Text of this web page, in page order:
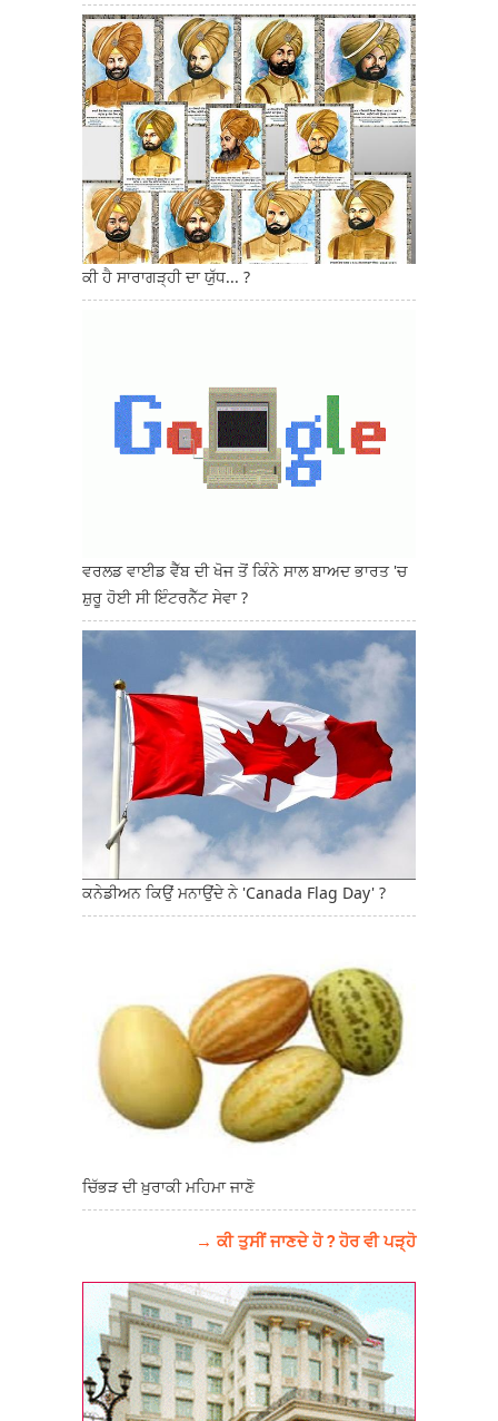
ਕੀ ਹੈ ਸਾਰਾਗੜ੍ਹੀ ਦਾ ਯੁੱਧ... ?
ਵਰਲਡ ਵਾਈਡ ਵੈੱਬ ਦੀ ਖੋਜ ਤੋਂ ਕਿੰਨੇ ਸਾਲ ਬਾਅਦ ਭਾਰਤ 'ਚ
ਸ਼ੁਰੂ ਹੋਈ ਸੀ ਇੰਟਰਨੈੱਟ ਸੇਵਾ ?
ਕਨੇਡੀਅਨ ਕਿਉਂ ਮਨਾਉਂਦੇ ਨੇ 'Canada Flag Day' ?
ਚਿੱਭੜ ਦੀ ਖ਼ੁਰਾਕੀ ਮਹਿਮਾ ਜਾਣੋ
→ ਕੀ ਤੁਸੀਂ ਜਾਣਦੇ ਹੋ ? ਹੋਰ ਵੀ ਪੜ੍ਹੋ